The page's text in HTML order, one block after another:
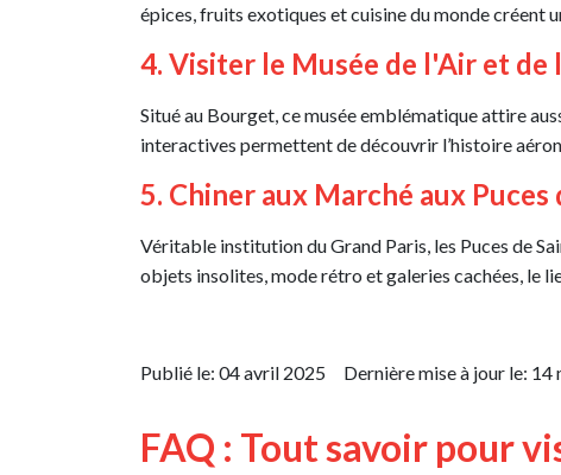
épices, fruits exotiques et cuisine du monde créent
4. Visiter le Musée de l'Air et de
Situé au Bourget, ce musée emblématique attire
interactives permettent de découvrir l’histoire
5. Chiner aux Marché aux Puces
Véritable institution du Grand Paris, les Puces de
objets insolites, mode rétro et galeries cachées, le
Publié le: 04 avril 2025 Dernière mise à jour le: 14
FAQ : Tout savoir pour